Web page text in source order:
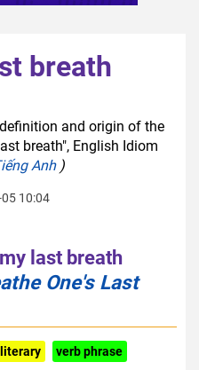
breath
and origin of the
breath", English Idiom
Anh)
10:04
last breath
One's Last
literary
verb phrase